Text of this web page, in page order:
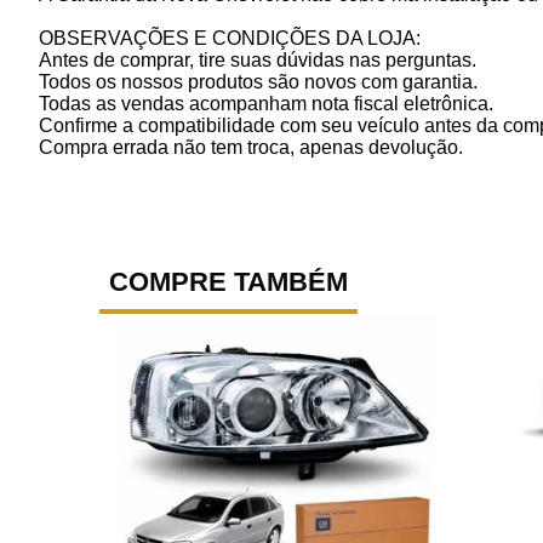
OBSERVAÇÕES E CONDIÇÕES DA LOJA:
Antes de comprar, tire suas dúvidas nas perguntas.
Todos os nossos produtos são novos com garantia.
Todas as vendas acompanham nota fiscal eletrônica.
Confirme a compatibilidade com seu veículo antes da
Compra errada não tem troca, apenas devolução.
COMPRE TAMBÉM